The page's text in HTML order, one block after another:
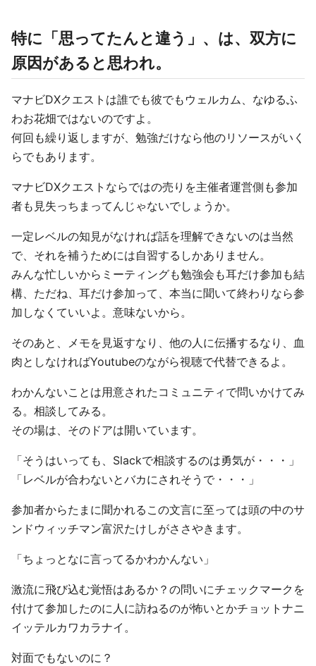
特に「思ってたんと違う」、は、双方に
原因があると思われ。
マナビDXクエストは誰でも彼でもウェルカム、なゆるふ
わお花畑ではないのですよ。
何回も繰り返しますが、勉強だけなら他のリソースがいく
らでもあります。
マナビDXクエストならではの売りを主催者運営側も参加
者も見失っちまってんじゃないでしょうか。
一定レベルの知見がなければ話を理解できないのは当然
で、それを補うためには自習するしかありません。
みんな忙しいからミーティングも勉強会も耳だけ参加も結
構、ただね、耳だけ参加って、本当に聞いて終わりなら参
加しなくていいよ。意味ないから。
そのあと、メモを見返すなり、他の人に伝播するなり、血
肉としなければYoutubeのながら視聴で代替できるよ。
わかんないことは用意されたコミュニティで問いかけてみ
る。相談してみる。
その場は、そのドアは開いています。
「そうはいっても、Slackで相談するのは勇気が・・・」
「レベルが合わないとバカにされそうで・・・」
参加者からたまに聞かれるこの文言に至っては頭の中のサ
ンドウィッチマン富沢たけしがささやきます。
「ちょっとなに言ってるかわかんない」
激流に飛び込む覚悟はあるか？の問いにチェックマークを
付けて参加したのに人に訪ねるのが怖いとかチョットナニ
イッテルカワカラナイ。
対面でもないのに？